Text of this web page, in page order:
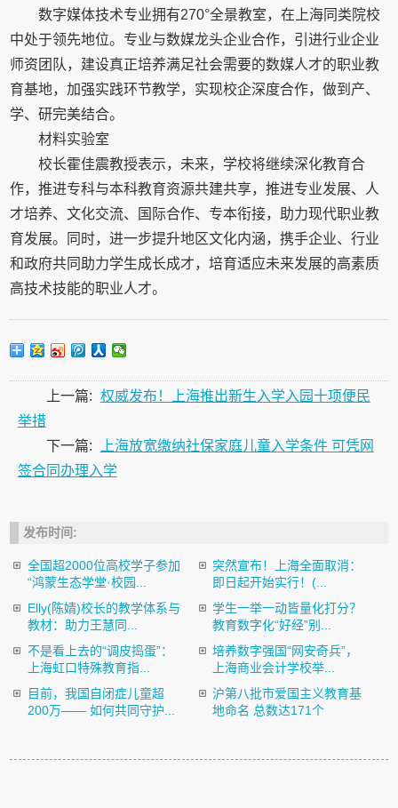
数字媒体技术专业拥有270°全景教室，在上海同类院校
中处于领先地位。专业与数媒龙头企业合作，引进行业企业
师资团队，建设真正培养满足社会需要的数媒人才的职业教
育基地，加强实践环节教学，实现校企深度合作，做到产、
学、研完美结合。
材料实验室
校长霍佳震教授表示，未来，学校将继续深化教育合
作，推进专科与本科教育资源共建共享，推进专业发展、人
才培养、文化交流、国际合作、专本衔接，助力现代职业教
育发展。同时，进一步提升地区文化内涵，携手企业、行业
和政府共同助力学生成长成才，培育适应未来发展的高素质
高技术技能的职业人才。
上一篇: 权威发布！上海推出新生入学入园十项便民
举措
下一篇:
上海放宽缴纳社保家庭儿童入学条件 可凭网
签合同办理入学
发布时间:
全国超2000位高校学子参加
“鸿蒙生态学堂·校园...
突然宣布！上海全面取消：
即日起开始实行！(...
Elly(陈婧)校长的教学体系与
教材：助力王慧同...
学生一举一动皆量化打分？
教育数字化“好经”别...
不是看上去的“调皮捣蛋”：
上海虹口特殊教育指...
培养数字强国“网安奇兵”，
上海商业会计学校举...
目前，我国自闭症儿童超
200万—— 如何共同守护...
沪第八批市爱国主义教育基
地命名 总数达171个